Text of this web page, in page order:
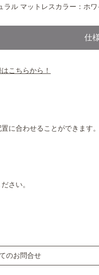
ラル マットレスカラー：ホワ
仕
こちらから！
に合わせることができます
さい。
のお問合せ